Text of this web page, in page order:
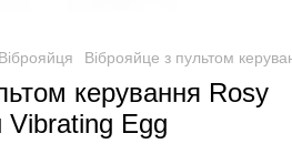
Віброяйця Віброяйце з пультом
керування Rosy
Vibrating Egg